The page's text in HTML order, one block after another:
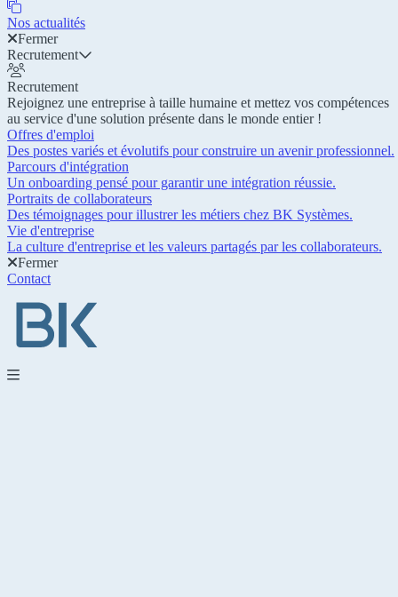
Nos actualités
Fermer
Recrutement
Recrutement
Rejoignez une entreprise à taille humaine et mettez vos compétences
au service d'une solution présente dans le monde entier !
Offres d'emploi
Des postes variés et évolutifs pour construire un avenir professionnel.
Parcours d'intégration
Un onboarding pensé pour garantir une intégration réussie.
Portraits de collaborateurs
Des témoignages pour illustrer les métiers chez BK Systèmes.
Vie d'entreprise
La culture d'entreprise et les valeurs partagés par les collaborateurs.
Fermer
Contact